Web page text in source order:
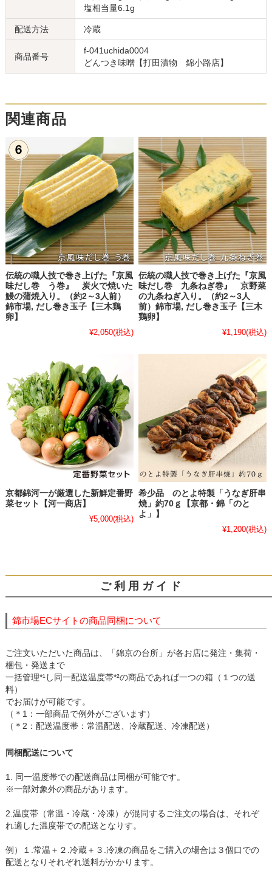
塩相当量6.1g
配送方法 冷蔵
商品番号
f-041uchida0004
どんつき味噌【打田漬物 錦小路店】
関連商品
伝統の職人技で巻き上げた『京風
味だし巻 う巻』 炭火で焼いた
鰻の蒲焼入り。（約2～3人前）
錦市場, だし巻き玉子【三木鶏
卵】
¥2,050(税込)
伝統の職人技で巻き上げた『京風
味だし巻 九条ねぎ巻』 京野菜
の九条ねぎ入り。（約2～3人
前）錦市場, だし巻き玉子【三木
鶏卵】
¥1,190(税込)
京都錦河一が厳選した新鮮定番野
菜セット【河一商店】
¥5,000(税込)
希少品 のとよ特製「うなぎ肝串
焼」約70ｇ【京都・錦「のと
よ」】
¥1,200(税込)
ご 利 用 ガ イ ド
錦市場ECサイトの商品同梱について
ご注文いただいた商品は、「錦京の台所」が各お店に発注・集荷・
梱包・発送まで
一括管理*¹し同一配送温度帯*²の商品であれば一つの箱（１つの送
料）
でお届けが可能です。
（＊1：一部商品で例外がございます）
（＊2：配送温度帯：常温配送、冷蔵配送、冷凍配送）
同梱配送について
1. 同一温度帯での配送商品は同梱が可能です。
※一部対象外の商品があります。
2.温度帯（常温・冷蔵・冷凍）が混同するご注文の場合は、それぞ
れ適した温度帯での配送となりす。
例）１.常温＋２.冷蔵＋３.冷凍の商品をご購入の場合は３個口での
配送となりそれぞれ送料がかかります。